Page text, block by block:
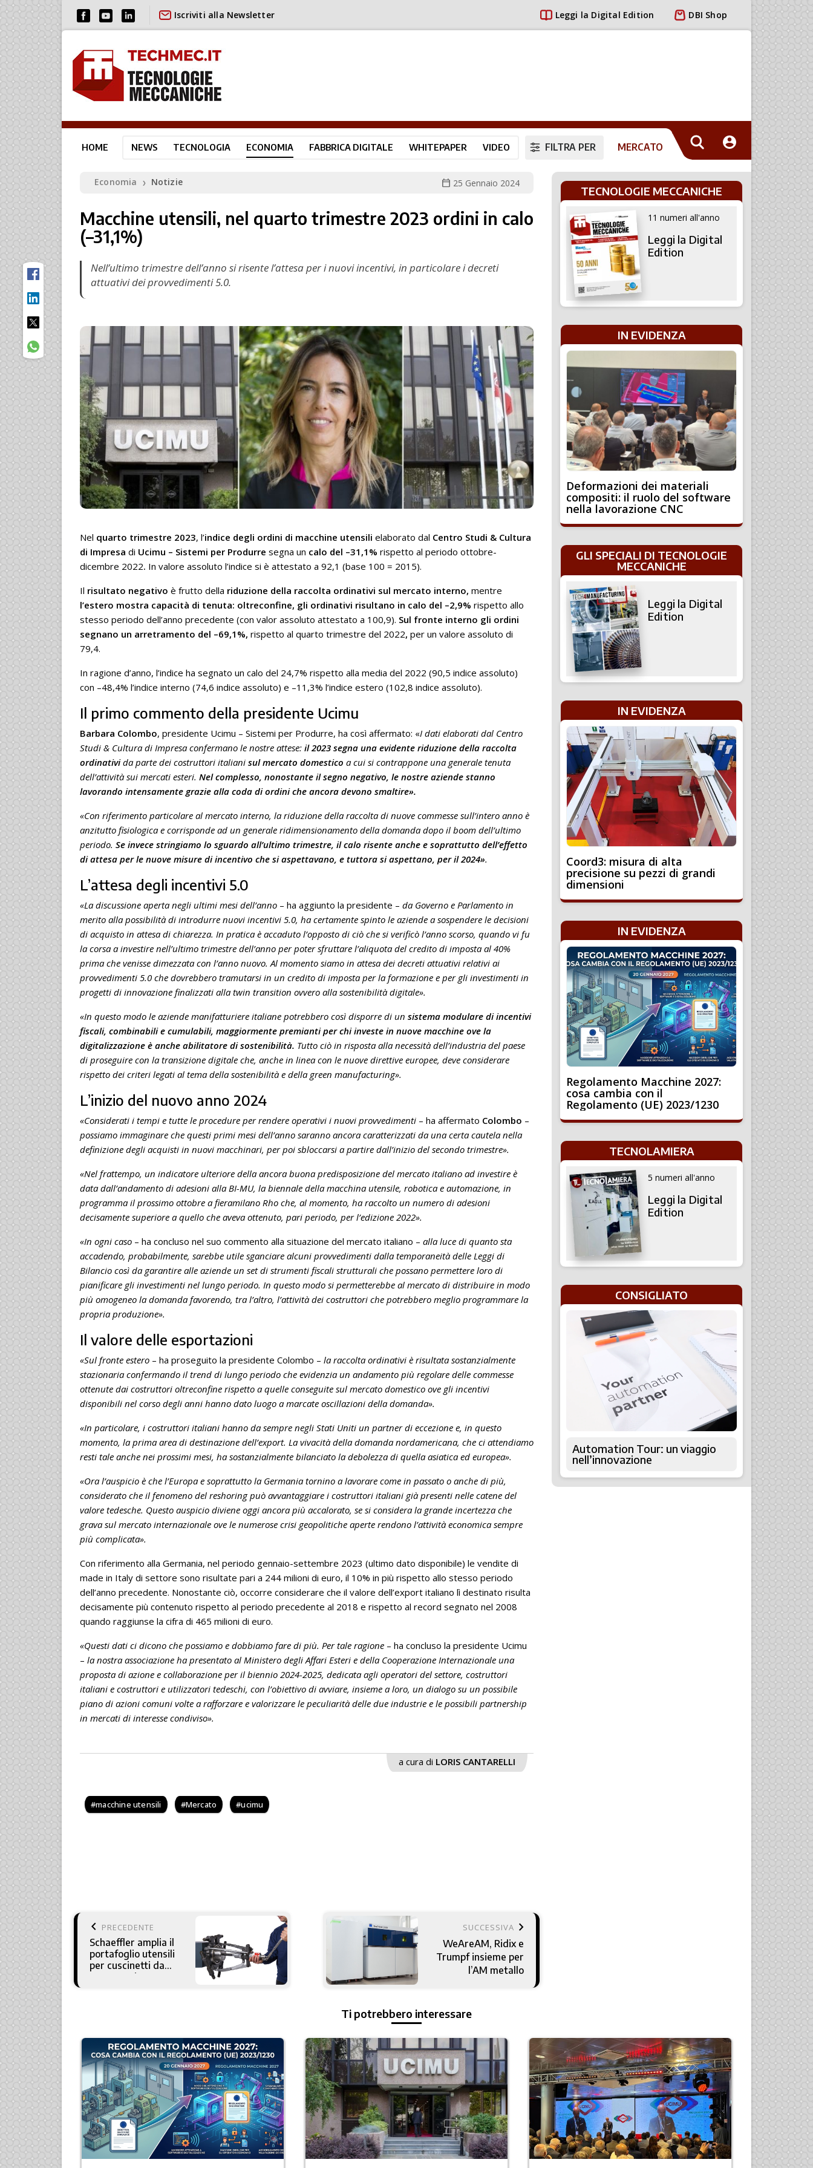
Iscriviti alla Newsletter Leggi la Digital Edition DBI Shop
HOME NEWS TECNOLOGIA ECONOMIA FABBRICA DIGITALE WHITEPAPER VIDEO FILTRA PER MERCATO
Economia ❯ Notizie calendar_today 25 Gennaio 2024
Macchine utensili, nel quarto trimestre 2023 ordini in calo
(–31,1%)
Nell’ultimo trimestre dell’anno si risente l’attesa per i nuovi incentivi, in particolare i decreti
attuativi dei provvedimenti 5.0.
Nel quarto trimestre 2023, l’indice degli ordini di macchine utensili elaborato dal Centro Studi & Cultura
di Impresa di Ucimu – Sistemi per Produrre segna un calo del –31,1% rispetto al periodo ottobre-
dicembre 2022. In valore assoluto l’indice si è attestato a 92,1 (base 100 = 2015).
Il risultato negativo è frutto della riduzione della raccolta ordinativi sul mercato interno, mentre
l’estero mostra capacità di tenuta: oltreconfine, gli ordinativi risultano in calo del –2,9% rispetto allo
stesso periodo dell’anno precedente (con valor assoluto attestato a 100,9). Sul fronte interno gli ordini
segnano un arretramento del –69,1%, rispetto al quarto trimestre del 2022, per un valore assoluto di
79,4.
In ragione d’anno, l’indice ha segnato un calo del 24,7% rispetto alla media del 2022 (90,5 indice assoluto)
con –48,4% l’indice interno (74,6 indice assoluto) e –11,3% l’indice estero (102,8 indice assoluto).
Il primo commento della presidente Ucimu
Barbara Colombo, presidente Ucimu – Sistemi per Produrre, ha così affermato: «I dati elaborati dal Centro
Studi & Cultura di Impresa confermano le nostre attese: il 2023 segna una evidente riduzione della raccolta
ordinativida parte dei costruttori italiani sul mercato domestico a cui si contrappone una generale tenuta
dell’attività sui mercati esteri. Nel complesso, nonostante il segno negativo, le nostre aziende stanno
lavorando intensamente grazie alla coda di ordini che ancora devono smaltire».
«Con riferimento particolare al mercato interno, la riduzione della raccolta di nuove commesse sull’intero anno è
anzitutto fisiologica e corrisponde ad un generale ridimensionamento della domanda dopo il boom dell’ultimo
periodo. Se invece stringiamo lo sguardo all’ultimo trimestre, il calo risente anche e soprattutto dell’effetto
di attesa per le nuove misure di incentivo che si aspettavano, e tuttora si aspettano, per il 2024».
L’attesa degli incentivi 5.0
«La discussione aperta negli ultimi mesi dell’anno – ha aggiunto la presidente – da Governo e Parlamento in
merito alla possibilità di introdurre nuovi incentivi 5.0, ha certamente spinto le aziende a sospendere le decisioni
di acquisto in attesa di chiarezza. In pratica è accaduto l’opposto di ciò che si verificò l’anno scorso, quando vi fu
la corsa a investire nell’ultimo trimestre dell’anno per poter sfruttare l’aliquota del credito di imposta al 40%
prima che venisse dimezzata con l’anno nuovo. Al momento siamo in attesa dei decreti attuativi relativi ai
provvedimenti 5.0 che dovrebbero tramutarsi in un credito di imposta per la formazione e per gli investimenti in
progetti di innovazione finalizzati alla twin transition ovvero alla sostenibilità digitale».
«In questo modo le aziende manifatturiere italiane potrebbero così disporre di un sistema modulare di incentivi
fiscali, combinabili e cumulabili, maggiormente premianti per chi investe in nuove macchine ove la
digitalizzazione è anche abilitatore di sostenibilità. Tutto ciò in risposta alla necessità dell’industria del paese
di proseguire con la transizione digitale che, anche in linea con le nuove direttive europee, deve considerare
rispetto dei criteri legati al tema della sostenibilità e della green manufacturing».
L’inizio del nuovo anno 2024
«Considerati i tempi e tutte le procedure per rendere operativi i nuovi provvedimenti – ha affermato Colombo –
possiamo immaginare che questi primi mesi dell’anno saranno ancora caratterizzati da una certa cautela nella
definizione degli acquisti in nuovi macchinari, per poi sbloccarsi a partire dall’inizio del secondo trimestre».
«Nel frattempo, un indicatore ulteriore della ancora buona predisposizione del mercato italiano ad investire è
data dall’andamento di adesioni alla BI-MU, la biennale della macchina utensile, robotica e automazione, in
programma il prossimo ottobre a fieramilano Rho che, al momento, ha raccolto un numero di adesioni
decisamente superiore a quello che aveva ottenuto, pari periodo, per l’edizione 2022».
«In ogni caso – ha concluso nel suo commento alla situazione del mercato italiano – alla luce di quanto sta
accadendo, probabilmente, sarebbe utile sganciare alcuni provvedimenti dalla temporaneità delle Leggi di
Bilancio così da garantire alle aziende un set di strumenti fiscali strutturali che possano permettere loro di
pianificare gli investimenti nel lungo periodo. In questo modo si permetterebbe al mercato di distribuire in modo
più omogeneo la domanda favorendo, tra l’altro, l’attività dei costruttori che potrebbero meglio programmare la
propria produzione».
Il valore delle esportazioni
«Sul fronte estero – ha proseguito la presidente Colombo – la raccolta ordinativi è risultata sostanzialmente
stazionaria confermando il trend di lungo periodo che evidenzia un andamento più regolare delle commesse
ottenute dai costruttori oltreconfine rispetto a quelle conseguite sul mercato domestico ove gli incentivi
disponibili nel corso degli anni hanno dato luogo a marcate oscillazioni della domanda».
«In particolare, i costruttori italiani hanno da sempre negli Stati Uniti un partner di eccezione e, in questo
momento, la prima area di destinazione dell’export. La vivacità della domanda nordamericana, che ci attendiamo
resti tale anche nei prossimi mesi, ha sostanzialmente bilanciato la debolezza di quella asiatica ed europea».
«Ora l’auspicio è che l’Europa e soprattutto la Germania tornino a lavorare come in passato o anche di più,
considerato che il fenomeno del reshoring può avvantaggiare i costruttori italiani già presenti nelle catene del
valore tedesche. Questo auspicio diviene oggi ancora più accalorato, se si considera la grande incertezza che
grava sul mercato internazionale ove le numerose crisi geopolitiche aperte rendono l’attività economica sempre
più complicata».
Con riferimento alla Germania, nel periodo gennaio-settembre 2023 (ultimo dato disponibile) le vendite di
made in Italy di settore sono risultate pari a 244 milioni di euro, il 10% in più rispetto allo stesso periodo
dell’anno precedente. Nonostante ciò, occorre considerare che il valore dell’export italiano lì destinato risulta
decisamente più contenuto rispetto al periodo precedente al 2018 e rispetto al record segnato nel 2008
quando raggiunse la cifra di 465 milioni di euro.
«Questi dati ci dicono che possiamo e dobbiamo fare di più. Per tale ragione – ha concluso la presidente Ucimu
– la nostra associazione ha presentato al Ministero degli Affari Esteri e della Cooperazione Internazionale una
proposta di azione e collaborazione per il biennio 2024-2025, dedicata agli operatori del settore, costruttori
italiani e costruttori e utilizzatori tedeschi, con l’obiettivo di avviare, insieme a loro, un dialogo su un possibile
piano di azioni comuni volte a rafforzare e valorizzare le peculiarità delle due industrie e le possibili partnership
in mercati di interesse condiviso».
a cura di LORIS CANTARELLI
macchine utensili Mercato ucimu
keyboard_arrow_left PRECEDENTE
Schaeffler amplia il
portafoglio utensili
per cuscinetti da
manutenzione
SUCCESSIVA keyboard_arrow_right
WeAreAM, Ridix e
Trumpf insieme per
l’AM metallo
TECNOLOGIE MECCANICHE
11 numeri all'anno
Leggi la Digital
Edition
IN EVIDENZA
Deformazioni dei materiali
compositi: il ruolo del software
nella lavorazione CNC
GLI SPECIALI DI TECNOLOGIE
MECCANICHE
Leggi la Digital
Edition
IN EVIDENZA
Coord3: misura di alta
precisione su pezzi di grandi
dimensioni
IN EVIDENZA
Regolamento Macchine 2027:
cosa cambia con il
Regolamento (UE) 2023/1230
TECNOLAMIERA
5 numeri all'anno
Leggi la Digital
Edition
CONSIGLIATO
Automation Tour: un viaggio
nell’innovazione
Ti potrebbero interessare